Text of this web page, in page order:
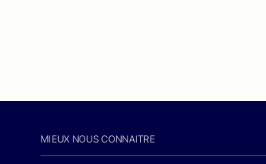
MIEUX NOUS CONNAITRE